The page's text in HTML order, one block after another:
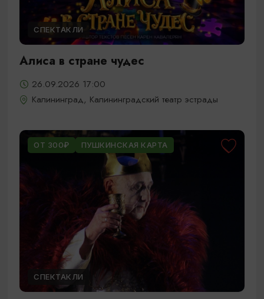
СПЕКТАКЛИ
Алиса в стране чудес
26.09.2026 17:00
Калининград, Калининградский театр эстрады
ОТ 300₽ ПУШКИНСКАЯ КАРТА
СПЕКТАКЛИ